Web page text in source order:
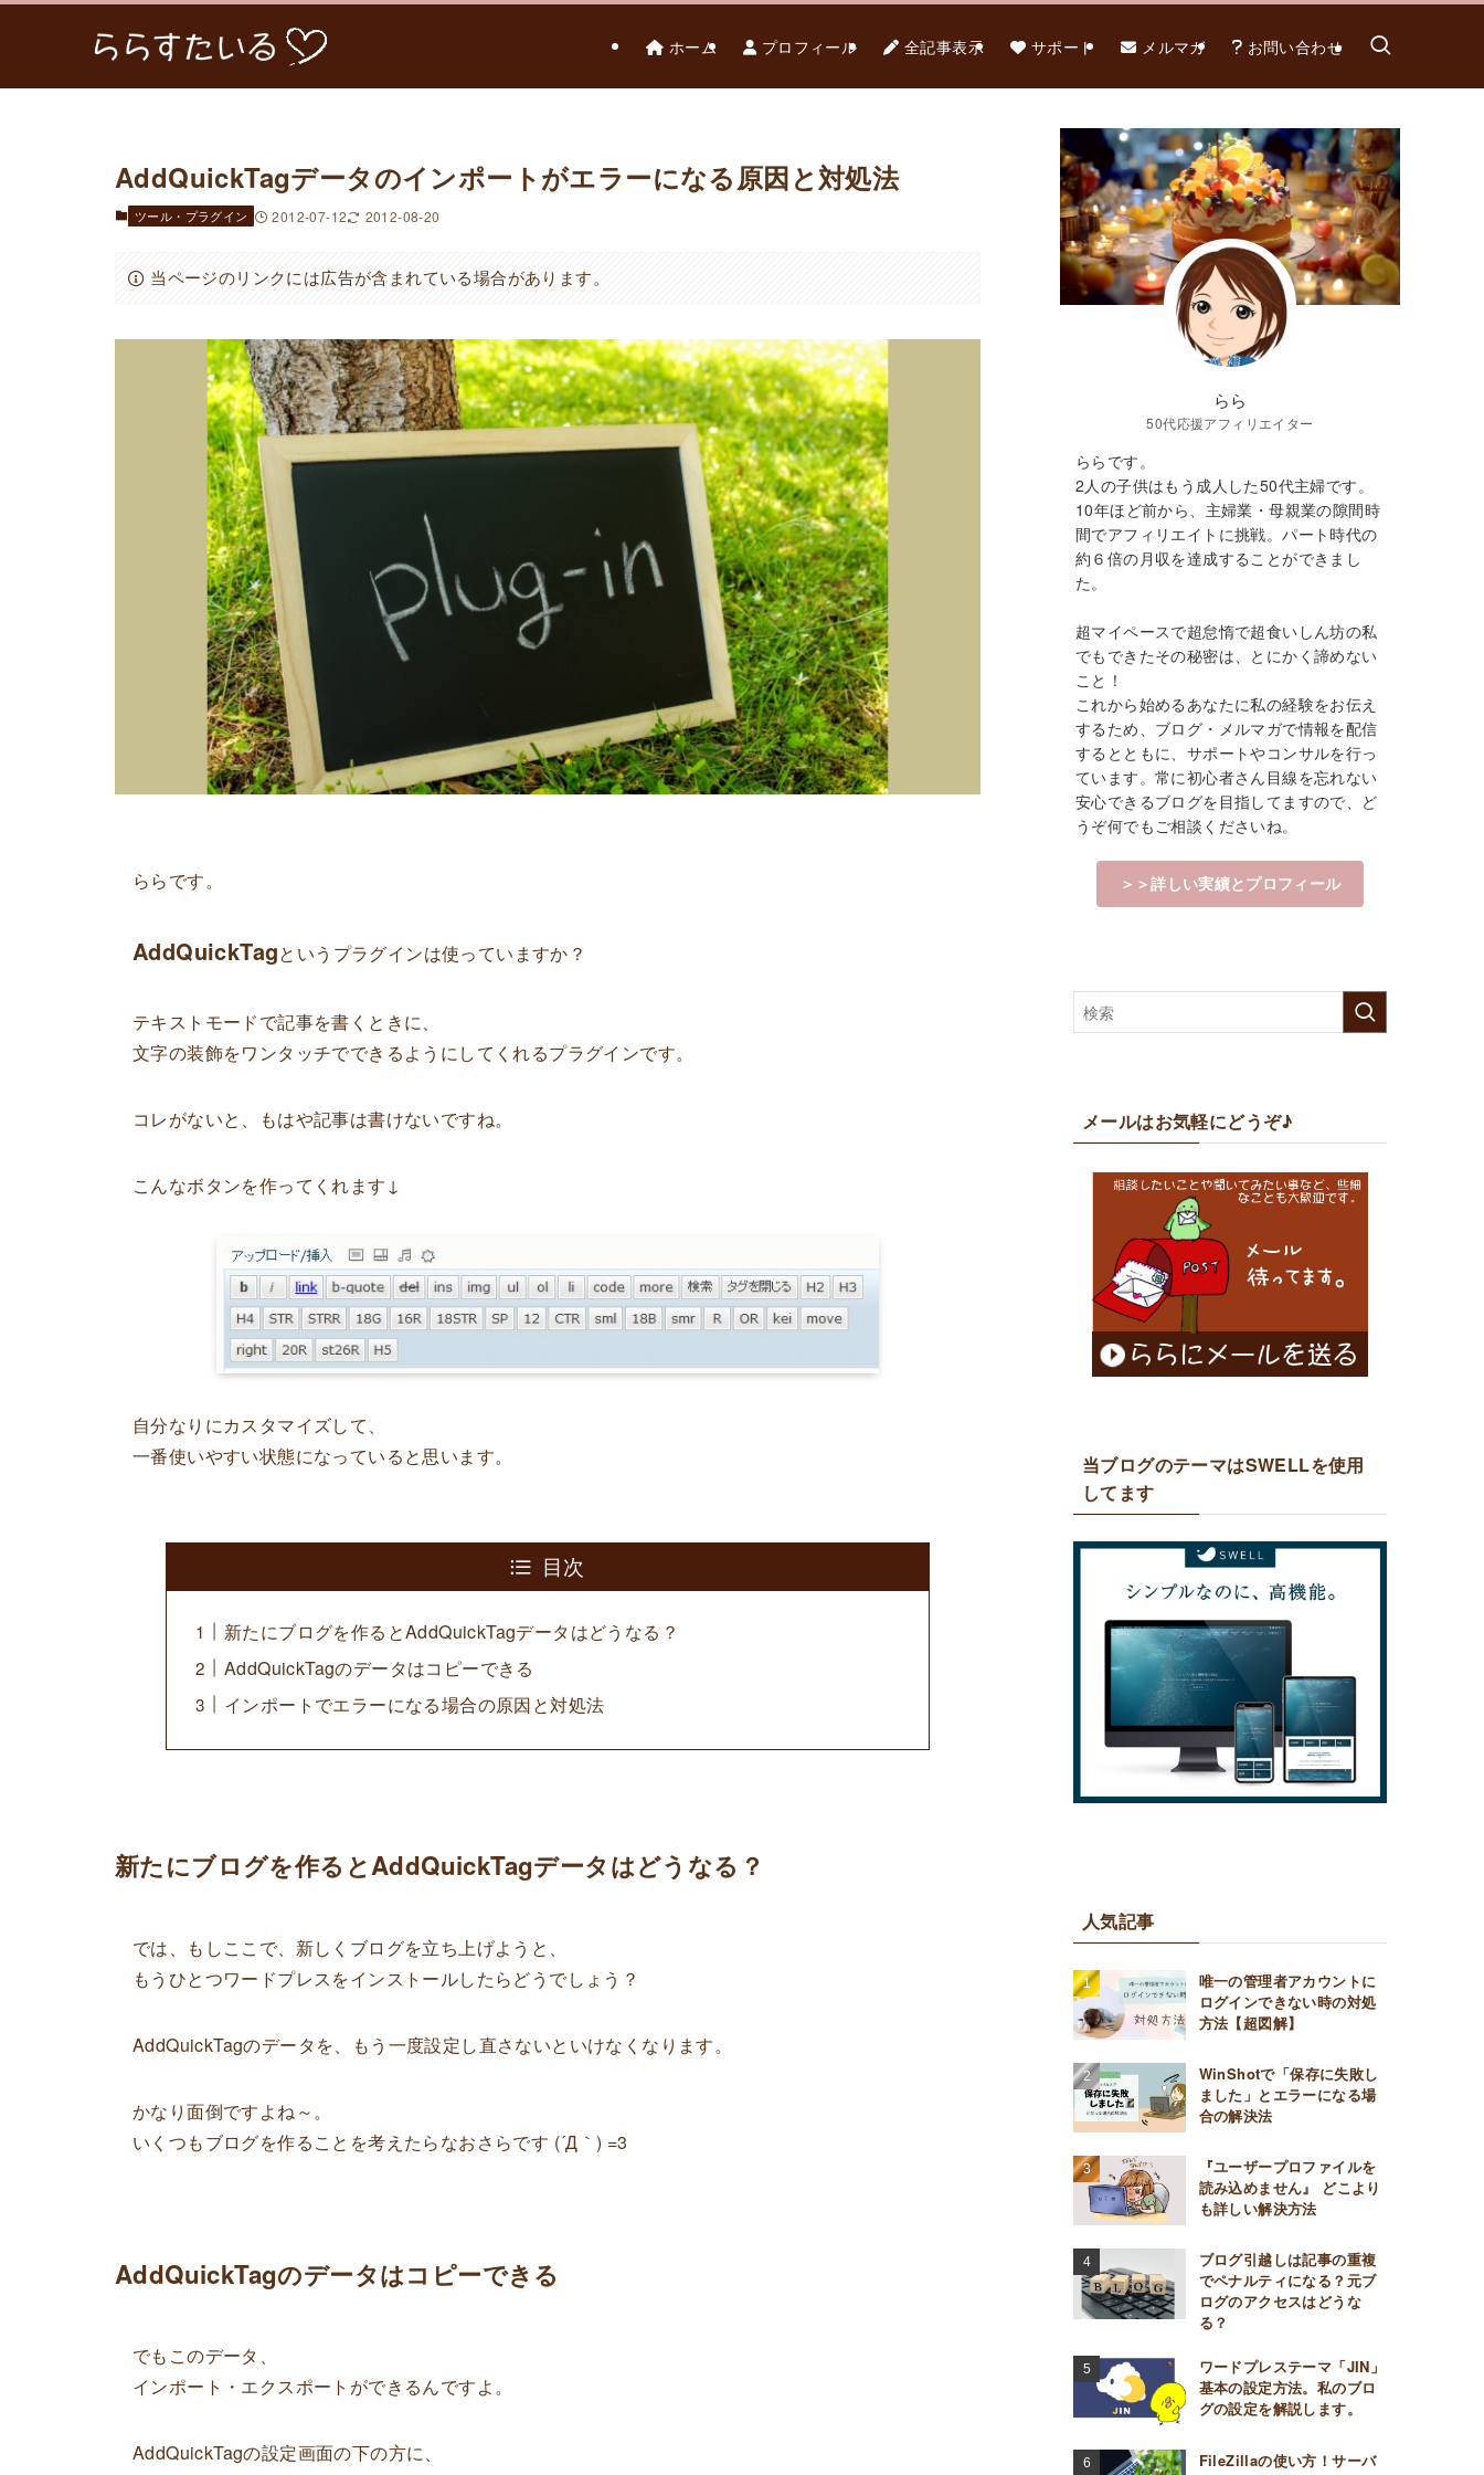
ホーム プロフィール 全記事表示 サポート メルマガ お問い合わせ
AddQuickTagデータのインポートがエラーになる原因と対処法
ツール・プラグイン 2012-07-12 2012-08-20
当ページのリンクには広告が含まれている場合があります。
ららです。
AddQuickTagというプラグインは使っていますか？
テキストモードで記事を書くときに、
文字の装飾をワンタッチでできるようにしてくれるプラグインです。
コレがないと、もはや記事は書けないですね。
こんなボタンを作ってくれます↓
自分なりにカスタマイズして、
一番使いやすい状態になっていると思います。
目次
新たにブログを作るとAddQuickTagデータはどうなる？
AddQuickTagのデータはコピーできる
インポートでエラーになる場合の原因と対処法
新たにブログを作るとAddQuickTagデータはどうなる？
では、もしここで、新しくブログを立ち上げようと、
もうひとつワードプレスをインストールしたらどうでしょう？
AddQuickTagのデータを、もう一度設定し直さないといけなくなります。
かなり面倒ですよね～。
いくつもブログを作ることを考えたらなおさらです (´Д｀) =3
AddQuickTagのデータはコピーできる
でもこのデータ、
インポート・エクスポート ができるんですよ。
AddQuickTagの設定画面の下の方に、
らら
50代応援アフィリエイター
ららです。
2人の子供はもう成人した50代主婦です。
10年ほど前から、主婦業・母親業の隙間時
間でアフィリエイトに挑戦。パート時代の
約６倍の月収を達成することができまし
た。
超マイペースで超怠惰で超食いしん坊の私
でもできたその秘密は、とにかく諦めない
こと！
これから始めるあなたに私の経験をお伝え
するため、ブログ・メルマガで情報を配信
するとともに、サポートやコンサルを行っ
ています。常に初心者さん目線を忘れない
安心できるブログを目指してますので、ど
うぞ何でもご相談くださいね。
＞＞詳しい実績とプロフィール
メールはお気軽にどうぞ♪
当ブログのテーマはSWELLを使用
してます
人気記事
唯一の管理者アカウントに
ログインできない時の対処
方法【超図解】
WinShotで「保存に失敗し
ました」とエラーになる場
合の解決法
『ユーザープロファイルを
読み込めません』 どこより
も詳しい解決方法
ブログ引越しは記事の重複
でペナルティになる？元ブ
ログのアクセスはどうな
る？
ワードプレステーマ「JIN」
基本の設定方法。私のブロ
グの設定を解説します。
FileZillaの使い方！サーバ